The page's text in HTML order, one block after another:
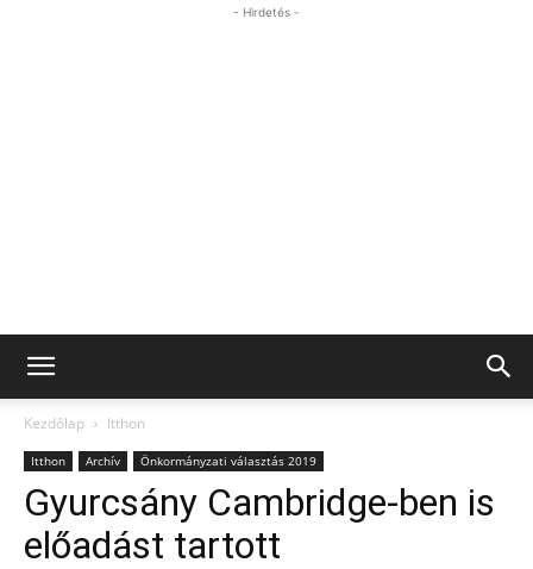
- Hirdetés -
Kezdőlap Itthon
Itthon Archív Önkormányzati választás 2019
Gyurcsány Cambridge-ben is
előadást tartott